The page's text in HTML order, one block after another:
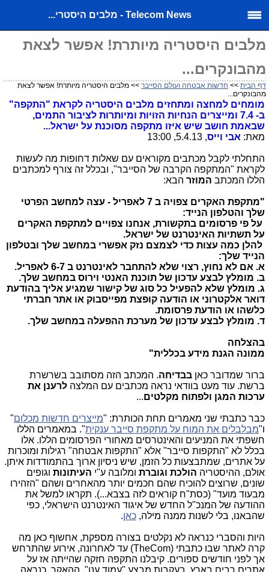
Telecom News - מלבים היסטרי...
מלבים היסטריה מיותרת! אפשר לצאת
מהבונקרים...
דף הבית >> חדשות אבטחה ועולם הסייבר >> מלבים היסטריה מיותרת! אפשר לצאת
מהבונקרים...
מומחים למחצה ומתחזים מלבים היסטריה לקראת "התקפה"
ב- 7.4 ומייצרים הנחיות הזויות ומיותרות לציבור התמים,
שבאמת חושב שיש איזו מתקפה מסוכנת על ישראל...
מאת: אבי וייס, 5.4.13, 13:00
התחלתי לקבל מכתבים מקוראים עם שאלות דחופות מה לעשות
לקראת "המתקפה הקרבה של הסייבר", ובכלל זה צורף למכתבים
הללו המכתב המוזר הבא:
"
מתקפת האקרים צפויה ב 7 לאפריל - עצה למחשב הפרטי
שלך והטלפון הנייד:
על פי פרסומים בתקשורת, אנחנו צפויים למתקפת האקרים
על תשתיות האינטרנט של ישראל.
להלן כמה עצות כדי לצמצם נזק אפשרי במחשב שלך ובטלפון
הנייד שלך:
א. אם לא נחוץ, רצוי שלא להתחבר לאינטרנט ב 6-7 לאפריל.
ב. מומלץ לבצע עדכון של תוכנת האנטי וירוס במחשב שלך.
ג. מומלץ שלא להפעיל כל סוג של קישור שמגיע אליך בהודעת
דואר אלקטרוני או הודעה קופצת מפייסבוק או אתר חברתי
כלשהו או הודעת פרסומת.
ד. מומלץ לבצע עדכון של מערכת ההפעלה במחשב שלך.
בהצלחה
ממונה הגנת מידע בכללית"
ברור שמדובר כאן בבדיחה. המכתב הזה מסתובב בשרשרת
ברשת. עוד מעט בוודאי נראה מכתבים עם המלצה לרענן את
ערכות המגן ולפתוח מקלטים...
כבר כתבתי שני מאמרים תחת הכותרת: "מייצרים חדשות מכלום"
ו"מבלבלים את המוח על מתקפת סייבר ענקית". במאמרים הללו
חשפתי את המניעים והאינטרסים מאחורי הפרסומים הללו. אלו
בכלל לא "התקפות סייבר" אלא "התקפות אבטחה" רגילות ומוכרות
על אתרים, שמתבצעות כל הזמן, שיש ניסיון ארוך בהתמודדות איתן.
אולם, ההיסטריה הולכת וגוברת ומלובה ע"י העיתונות וגופים
שונים, שרוצים להוכיח שהם חכמים יותר מהאחרים ושהם "הזהירו
מבעוד מועד" (כסת"ח קוראים לזה בצבא...). תקראו למשל את
ההודעה של המנכ"ל החדש של איגוד האינטרנט הישראלי, כפי
שהבאנו, בלי לשנות ממנה מילה, כאן.
היות והסברי כנראה לא נקלטים בצורה מספקת, אחשוף כאן מה
קרה לאתר שבו כתבתי (TheCom) עד לאחרונה, אירוע שהתרחש
אך לפני חודשים ספורים. קיבלנו התקפה חזקה שהייתה אז על
אתרים רבים בארץ, בעקבות מבצע "עמוד ענן". ההאקר, כנראה